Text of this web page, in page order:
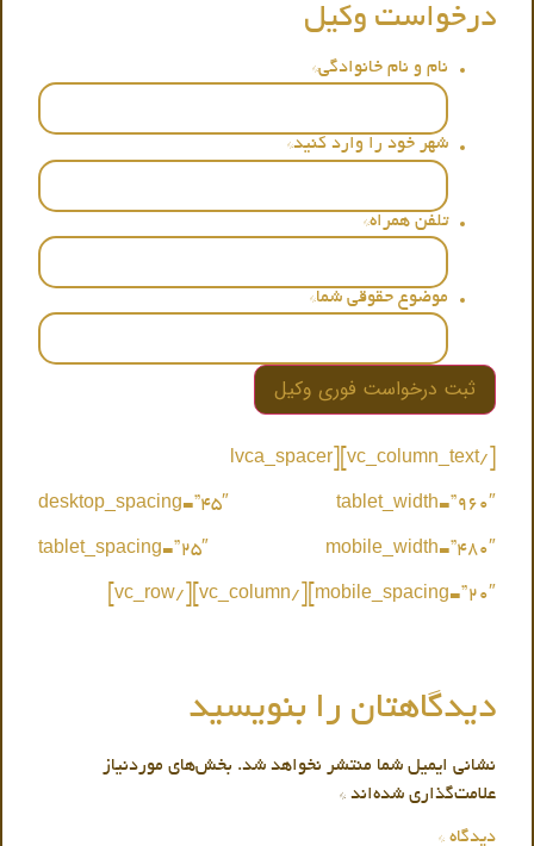
درخواست وکیل
نام و نام خانوادگی*
شهر خود را وارد کنید*
تلفن همراه*
موضوع حقوقی شما*
[/vc_column_text][lvca_spacer
desktop_spacing=”45″ tablet_width=”960″
tablet_spacing=”25″ mobile_width=”480″
mobile_spacing=”20″][/vc_column][/vc_row]
دیدگاهتان را بنویسید
نشانی ایمیل شما منتشر نخواهد شد. بخش‌های موردنیاز
علامت‌گذاری شده‌اند *
دیدگاه *